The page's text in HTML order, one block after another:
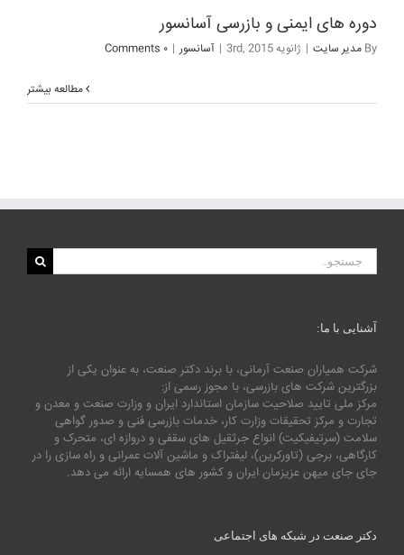
دوره های ایمنی و بازرسی آسانسور
By مدیر سایت | ژانویه 3rd, 2015 | آسانسور | ۰ Comments
مطالعه بیشتر
جستجو
برای:
آشنایی با ما:
شرکت همیاران صنعت آرمانی، با برند دکتر صنعت، به عنوان یکی از
بزرگترین شرکت های بازرسی، با مجوز رسمی از:
مرکز ملی تایید صلاحیت سازمان استاندارد ایران و وزارت صنعت و معدن و
تجارت و مرکز تحقیقات وزارت کار، خدمات بازرسی فنی و صدور گواهی
سلامت (سرتیفیکیت) انواع جرثقیل های سقفی و دروازه ای، متحرک و
کارگاهی، برجی (تاورکرین)، لیفتراک و ماشین آلات عمرانی و راه سازی را در
جای جای میهن عزیزمان ایران و کشور های همسایه ارائه می دهد.
دکتر صنعت در شبکه های اجتماعی